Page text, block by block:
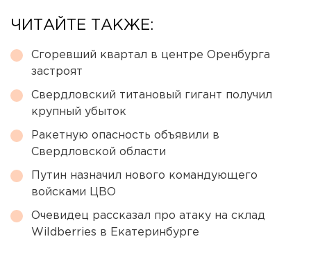
ЧИТАЙТЕ ТАКЖЕ:
Сгоревший квартал в центре Оренбурга
застроят
Свердловский титановый гигант получил
крупный убыток
Ракетную опасность объявили в
Свердловской области
Путин назначил нового командующего
войсками ЦВО
Очевидец рассказал про атаку на склад
Wildberries в Екатеринбурге